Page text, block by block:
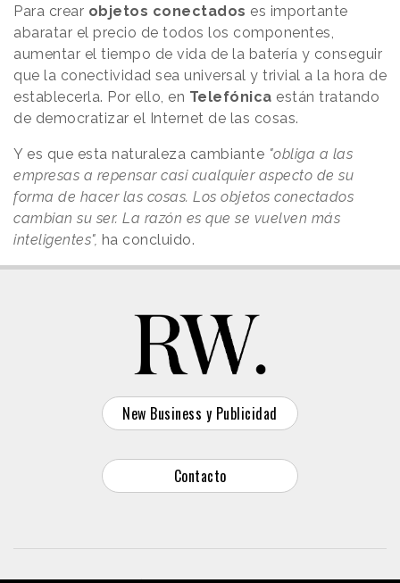
Para crear objetos conectados es importante
abaratar el precio de todos los componentes,
aumentar el tiempo de vida de la batería y conseguir
que la conectividad sea universal y trivial a la hora de
establecerla. Por ello, en Telefónica están tratando
de democratizar el Internet de las cosas.
Y es que esta naturaleza cambiante "obliga a las
empresas a repensar casi cualquier aspecto de su
forma de hacer las cosas. Los objetos conectados
cambian su ser. La razón es que se vuelven más
inteligentes", ha concluido.
New Business y Publicidad
Contacto